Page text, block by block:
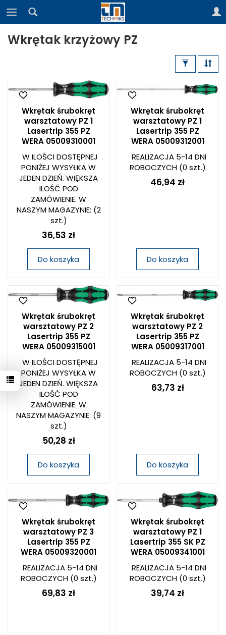
Wkrętak krzyżowy PZ
Wkrętak śrubokręt
warsztatowy PZ 1
Lasertrip 355 PZ
WERA 05009310001
W ILOŚCI DOSTĘPNEJ
PONIŻEJ WYSYŁKA W
JEDEN DZIEŃ. WIĘKSZA
ILOŚĆ POD
ZAMÓWIENIE. W
NASZYM MAGAZYNIE: (2
szt.)
36,53 zł
Do koszyka
Wkrętak śrubokręt
warsztatowy PZ 1
Lasertrip 355 PZ
WERA 05009312001
REALIZACJA 5-14 DNI
ROBOCZYCH(0 szt.)
46,94 zł
Do koszyka
Wkrętak śrubokręt
warsztatowy PZ 2
Lasertrip 355 PZ
WERA 05009315001
W ILOŚCI DOSTĘPNEJ
PONIŻEJ WYSYŁKA W
JEDEN DZIEŃ. WIĘKSZA
ILOŚĆ POD
ZAMÓWIENIE. W
NASZYM MAGAZYNIE: (9
szt.)
50,28 zł
Do koszyka
Wkrętak śrubokręt
warsztatowy PZ 2
Lasertrip 355 PZ
WERA 05009317001
REALIZACJA 5-14 DNI
ROBOCZYCH(0 szt.)
63,73 zł
Do koszyka
Wkrętak śrubokręt
warsztatowy PZ 3
Lasertrip 355 PZ
WERA 05009320001
REALIZACJA 5-14 DNI
ROBOCZYCH(0 szt.)
69,83 zł
Wkrętak śrubokręt
warsztatowy PZ 1
Lasertrip 355 SK PZ
WERA 05009341001
REALIZACJA 5-14 DNI
ROBOCZYCH(0 szt.)
39,74 zł